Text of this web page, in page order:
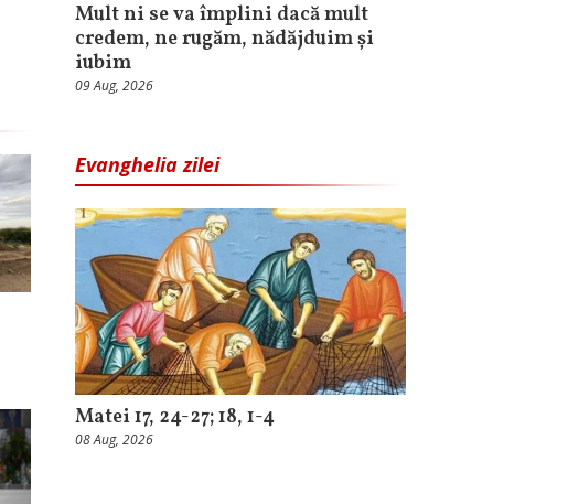
Mult ni se va împlini dacă mult
credem, ne rugăm, nădăjduim și
iubim
09 Aug, 2026
Evanghelia zilei
Matei 17, 24-27; 18, 1-4
08 Aug, 2026